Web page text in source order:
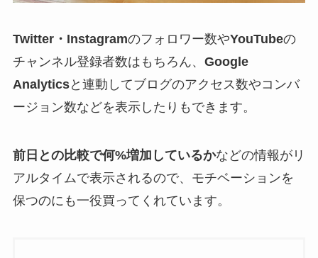
Twitter・Instagramのフォロワー数やYouTubeの
チャンネル登録者数はもちろん、 Google
Analyticsと連動してブログのアクセス数やコンバ
ージョン数などを表示したりもできます。
前日との比較で何%増加しているかなどの情報がリ
アルタイムで表示されるので、モチベーションを
保つのにも一役買ってくれています。